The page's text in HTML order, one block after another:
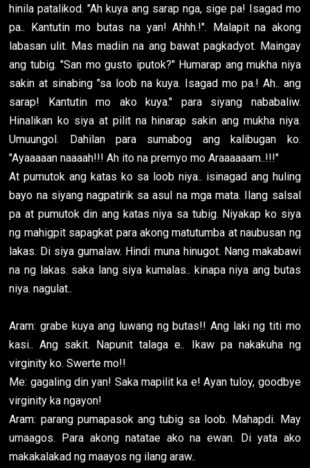
hinila patalikod. "Ah kuya ang sarap nga, sige pa! Isagad mo
pa.. Kantutin mo butas na yan! Ahhh.!". Malapit na akong
labasan ulit. Mas madiin na ang bawat pagkadyot. Maingay
ang tubig. "San mo gusto iputok?" Humarap ang mukha niya
sakin at sinabing "sa loob na kuya. Isagad mo pa.! Ah.. ang
sarap! Kantutin mo ako kuya." para siyang nababaliw.
Hinalikan ko siya at pilit na hinarap sakin ang mukha niya.
Umuungol. Dahilan para sumabog ang kalibugan ko.
"Ayaaaaan naaaah!!! Ah ito na premyo mo Araaaaaam..!!!"
At pumutok ang katas ko sa loob niya.. isinagad ang huling
bayo na siyang nagpatirik sa asul na mga mata. Ilang salsal
pa at pumutok din ang katas niya sa tubig. Niyakap ko siya
ng mahigpit sapagkat para akong matutumba at naubusan ng
lakas. Di siya gumalaw. Hindi muna hinugot. Nang makabawi
na ng lakas. saka lang siya kumalas.. kinapa niya ang butas
niya. nagulat..
Aram: grabe kuya ang luwang ng butas!! Ang laki ng titi mo
kasi.. Ang sakit. Napunit talaga e.. Ikaw pa nakakuha ng
virginity ko. Swerte mo!!
Me: gagaling din yan! Saka mapilit ka e! Ayan tuloy, goodbye
virginity ka ngayon!
Aram: parang pumapasok ang tubig sa loob. Mahapdi. May
umaagos. Para akong natatae ako na ewan. Di yata ako
makakalakad ng maayos ng ilang araw..